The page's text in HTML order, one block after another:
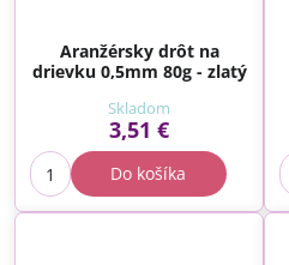
Aranžérsky drôt na
drievku 0,5mm 80g - zlatý
Skladom
3,51 €
Do košíka